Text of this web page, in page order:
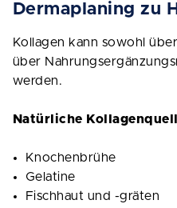
Dermaplaning zu
Kollagen kann sowohl
über
werden.
Natürliche
Knochenbrühe
Gelatine
Fischhaut und -gräten